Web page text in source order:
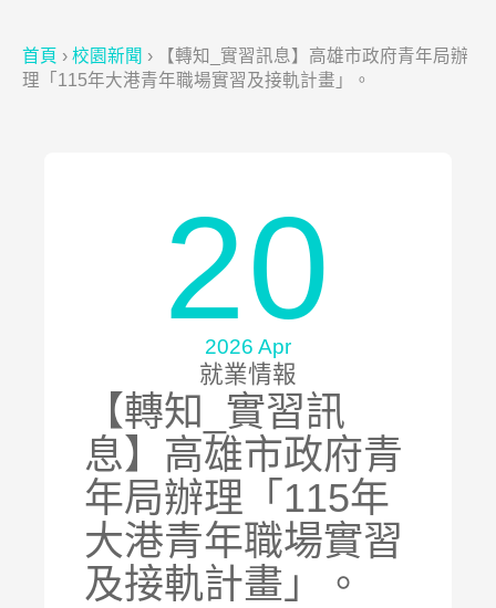
首頁 › 校園新聞 ›
【轉知_實習訊息】高雄市政府青年局辦
理「115年大港青年職場實習及接軌計畫」。
20
2026 Apr
就業情報
【轉知_實習訊
息】高雄市政府青
年局辦理「115年
大港青年職場實習
及接軌計畫」。